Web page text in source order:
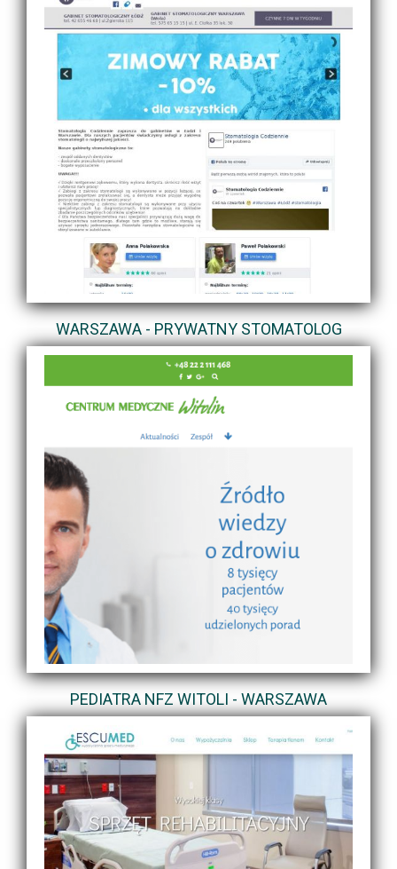
WARSZAWA - PRYWATNY STOMATOLOG
PEDIATRA NFZ WITOLI - WARSZAWA